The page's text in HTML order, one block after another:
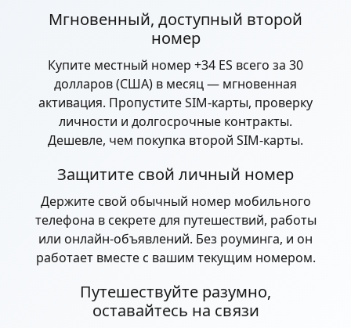
Мгновенный, доступный второй
номер
Купите местный номер +34 ES всего за 30
долларов (США) в месяц — мгновенная
активация. Пропустите SIM-карты, проверку
личности и долгосрочные контракты.
Дешевле, чем покупка второй SIM-карты.
Защитите свой личный номер
Держите свой обычный номер мобильного
телефона в секрете для путешествий, работы
или онлайн-объявлений. Без роуминга, и он
работает вместе с вашим текущим номером.
Путешествуйте разумно,
оставайтесь на связи